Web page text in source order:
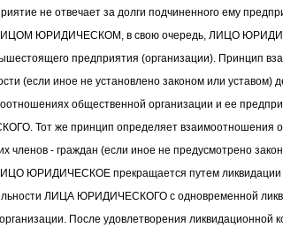
не отвечает за долги подчиненного ему
ЮРИДИЧЕСКОМ, в свою очередь, ЛИЦО
предприятия (организации). Принцип
(если иное не установлено законом или уставом)
общественной организации и ее
Тот же принцип определяет взаимоотношения
членов - граждан (если иное не предусмотрено
ЮРИДИЧЕСКОЕ прекращается путем ликвидации
ЛИЦА ЮРИДИЧЕСКОГО с одновременной
После удовлетворения ликвидационной